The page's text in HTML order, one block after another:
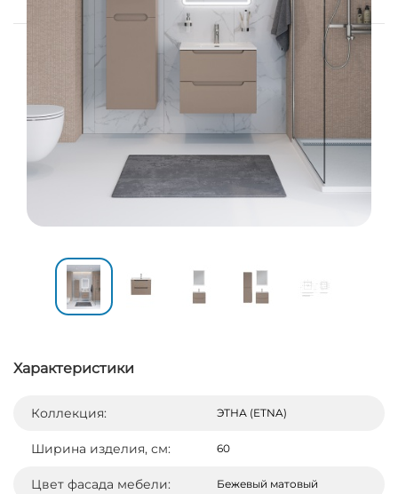
Характеристики
Коллекция: ЭТНА (ETNA)
Ширина изделия, см: 60
Цвет фасада мебели: Бежевый матовый